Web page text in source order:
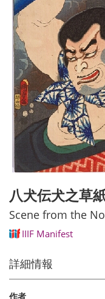
八犬伝犬之草
Scene from the
IIIF Manifest
詳細情報
作者